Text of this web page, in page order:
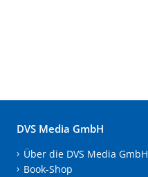
DVS Media GmbH
Über die DVS Media GmbH
Book-Shop